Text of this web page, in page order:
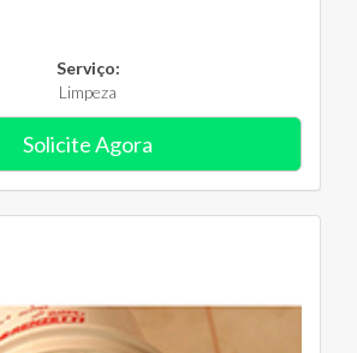
Serviço:
Limpeza
Solicite Agora